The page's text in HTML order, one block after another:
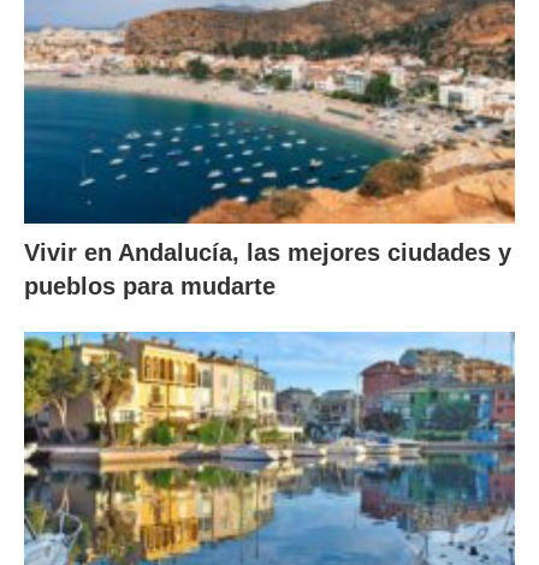
Vivir en Andalucía, las mejores ciudades y
pueblos para mudarte